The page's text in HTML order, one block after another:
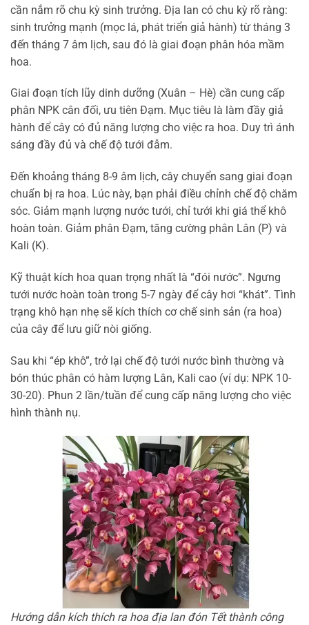
cần nắm rõ chu kỳ sinh trưởng. Địa lan có chu kỳ rõ ràng:
sinh trưởng mạnh (mọc lá, phát triển giả hành) từ tháng 3
đến tháng 7 âm lịch, sau đó là giai đoạn phân hóa mầm
hoa.
Giai đoạn tích lũy dinh dưỡng (Xuân – Hè) cần cung cấp
phân NPK cân đối, ưu tiên Đạm. Mục tiêu là làm đầy giả
hành để cây có đủ năng lượng cho việc ra hoa. Duy trì ánh
sáng đầy đủ và chế độ tưới đẫm.
Đến khoảng tháng 8-9 âm lịch, cây chuyển sang giai đoạn
chuẩn bị ra hoa. Lúc này, bạn phải điều chỉnh chế độ chăm
sóc. Giảm mạnh lượng nước tưới, chỉ tưới khi giá thể khô
hoàn toàn. Giảm phân Đạm, tăng cường phân Lân (P) và
Kali (K).
Kỹ thuật kích hoa quan trọng nhất là “đói nước”. Ngưng
tưới nước hoàn toàn trong 5-7 ngày để cây hơi “khát”. Tình
trạng khô hạn nhẹ sẽ kích thích cơ chế sinh sản (ra hoa)
của cây để lưu giữ nòi giống.
Sau khi “ép khô”, trở lại chế độ tưới nước bình thường và
bón thúc phân có hàm lượng Lân, Kali cao (ví dụ: NPK 10-
30-20). Phun 2 lần/tuần để cung cấp năng lượng cho việc
hình thành nụ.
Hướng dẫn kích thích ra hoa địa lan đón Tết thành công